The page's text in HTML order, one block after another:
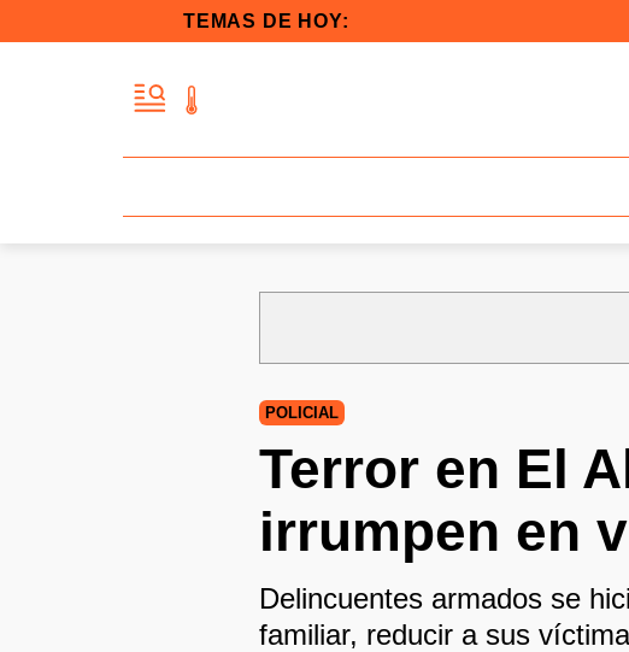
TEMAS DE HOY:
POLICIAL
Terror en El
irrumpen en
Delincuentes armados se
familiar, reducir a sus